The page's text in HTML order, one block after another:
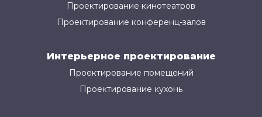
Проектирование кинотеатров
Проектирование конференц-залов
Интерьерное проектирование
Проектирование помещений
Проектирование кухонь